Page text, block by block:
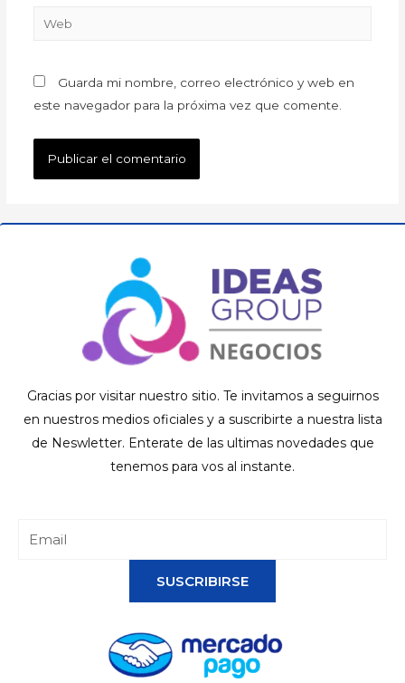
Guarda mi nombre, correo electrónico y web en
este navegador para la próxima vez que comente.
Gracias por visitar nuestro sitio. Te invitamos a seguirnos
en nuestros medios oficiales y a suscribirte a nuestra lista
de Neswletter. Enterate de las ultimas novedades que
tenemos para vos al instante.
SUSCRIBIRSE